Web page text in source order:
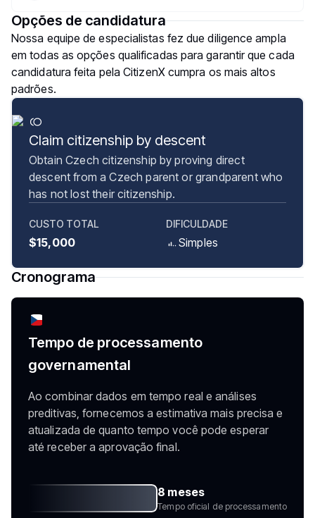
Opções de candidatura
Nossa equipe de especialistas fez due diligence ampla
em todas as opções qualificadas para garantir que cada
candidatura feita pela CitizenX cumpra os mais altos
padrões.
Claim citizenship by descent
Obtain Czech citizenship by proving direct
descent from a Czech parent or grandparent who
has not lost their citizenship.
CUSTO TOTAL
$15,000
DIFICULDADE
Simples
Cronograma
Tempo de processamento
governamental
Ao combinar dados em tempo real e análises
preditivas, fornecemos a estimativa mais precisa e
atualizada de quanto tempo você pode esperar
até receber a aprovação final.
8 meses
Tempo oficial de processamento